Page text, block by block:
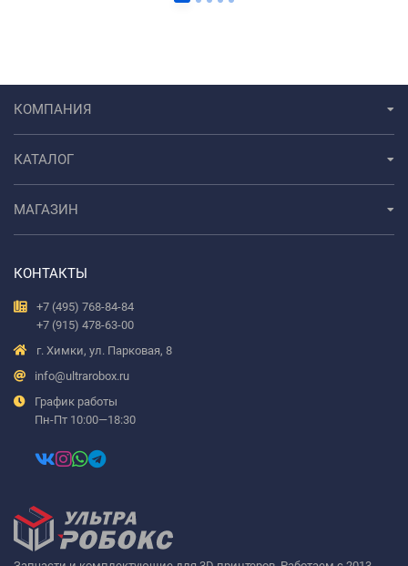
КОМПАНИЯ
КАТАЛОГ
МАГАЗИН
КОНТАКТЫ
+7 (495) 768-84-84
+7 (915) 478-63-00
г. Химки, ул. Парковая, 8
info@ultrarobox.ru
График работы
Пн-Пт 10:00—18:30